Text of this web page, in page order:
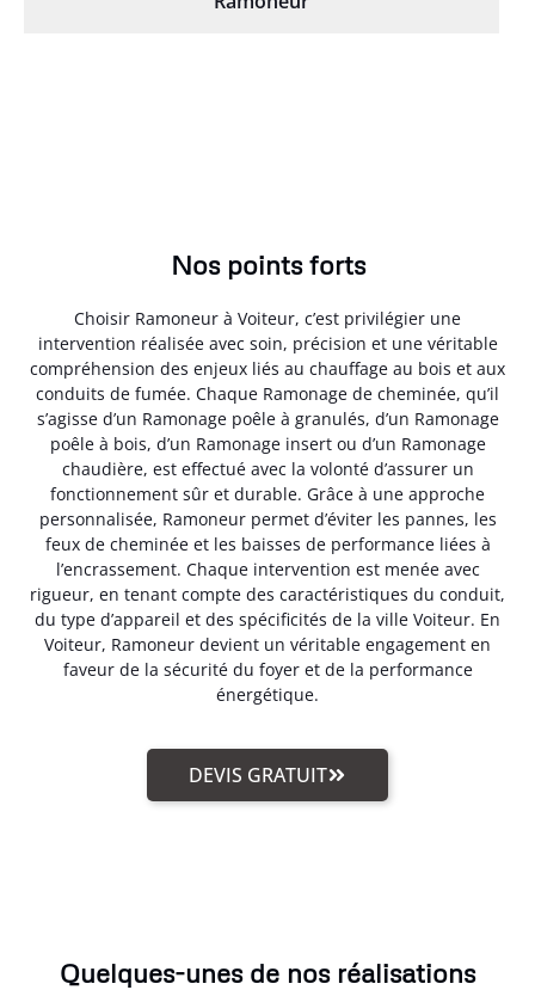
Nos points forts
Choisir Ramoneur à Voiteur, c’est privilégier une
intervention réalisée avec soin, précision et une véritable
compréhension des enjeux liés au chauffage au bois et aux
conduits de fumée. Chaque Ramonage de cheminée, qu’il
s’agisse d’un Ramonage poêle à granulés, d’un Ramonage
poêle à bois, d’un Ramonage insert ou d’un Ramonage
chaudière, est effectué avec la volonté d’assurer un
fonctionnement sûr et durable. Grâce à une approche
personnalisée, Ramoneur permet d’éviter les pannes, les
feux de cheminée et les baisses de performance liées à
l’encrassement. Chaque intervention est menée avec
rigueur, en tenant compte des caractéristiques du conduit,
du type d’appareil et des spécificités de la ville Voiteur. En
Voiteur, Ramoneur devient un véritable engagement en
faveur de la sécurité du foyer et de la performance
énergétique.
DEVIS GRATUIT
Quelques-unes de nos réalisations